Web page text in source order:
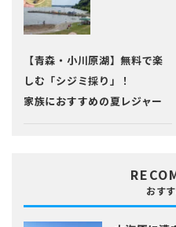
【青森・小川原湖】無料で楽
しむ「シジミ採り」！
家族におすすめの夏レジャー
おす